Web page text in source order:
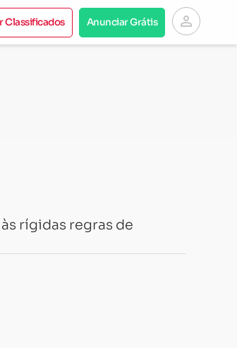
Classificados Anunciar Grátis person
rígidas regras de